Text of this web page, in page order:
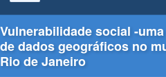
Vulnerabilidade social -
de dados geográficos no
Rio de Janeiro